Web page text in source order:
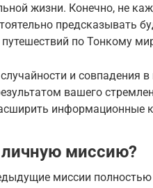
жизни. Конечно, не
предсказывать
по Тонкому
и совпадения
вашего
информационные
миссию?
миссии